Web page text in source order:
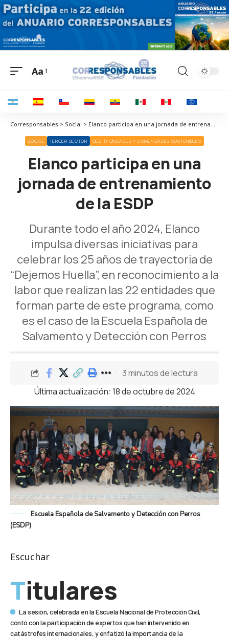
Aa
Corresponsables > Social > Elanco participa en una jornada de entrenamiento de la ESDP
SOCIAL TERCER SECTOR ODS 11 CIUDADES Y COMUNIDADES SOSTENIBLES
Elanco participa en una
jornada de entrenamiento
de la ESDP
Durante todo el año 2024, Elanco
impulsa diversas iniciativas para
celebrar los 25 años de trayectoria de
“Dejemos Huella”, en reconocimiento a la
labor que realizan las 22 entidades que
forman parte de este programa, como
es el caso de la Escuela Española de
Salvamento y Detección con Perros
Última actualización: 18 de octubre de 2024
3 minutos de lectura
Escuela Española de Salvamento y Detección con Perros
(ESDP)
Escuchar
Titulares
La sesión, celebrada en la Escuela Nacional de Protección Civil,
contó con la participación de expertos que han intervenido en
catástrofes internacionales, y enfatizó la importancia de la